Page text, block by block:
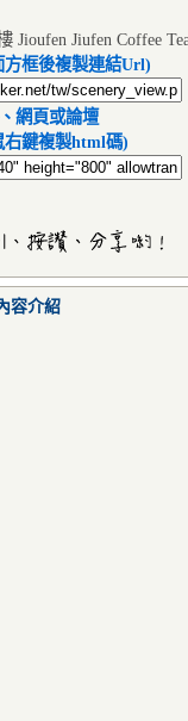
Jioufen Jiufen Coffee
框後複製連結Url)
網頁或論壇
右鍵複製html碼)
容介紹